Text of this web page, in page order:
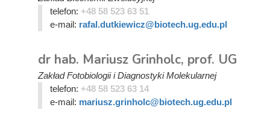
telefon: +48 58 523 63 51
e-mail: rafal.dutkiewicz@biotech.ug.edu.pl
dr hab. Mariusz Grinholc, prof. UG
Zakład Fotobiologii i Diagnostyki Molekularnej
telefon: +48 58 523 63 14
e-mail: mariusz.grinholc@biotech.ug.edu.pl